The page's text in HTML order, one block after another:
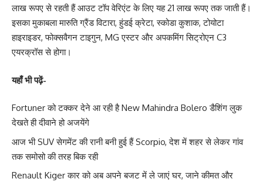
लाख रूपए से रहती हैं आउट टॉप वेरिएंट के लिए यह 21 लाख रूपए तक जाती हैं।
इसका मुकाबला मारुति ग्रैंड विटारा, हुंडई क्रेटा, स्कोडा कुशाक, टोयोटा
हाइराइडर, फोक्सवैगन टाइगुन, MG एस्टर और अपकमिंग सिट्रोएन C3
एयरक्रॉस से होगा।
यहाँ भी पढ़ें-
Fortuner को टक्कर देने आ रही है New Mahindra Bolero डैशिंग लुक
देखते ही दीवाने हो अजयेंगे
आज भी SUV सेगमेंट की रानी बनी हुई हैं Scorpio, देश में शहर से लेकर गांव
तक समोसो की तरह बिक रही
Renault Kiger कार को अब अपने बजट में ले जाएं घर, जाने कीमत और